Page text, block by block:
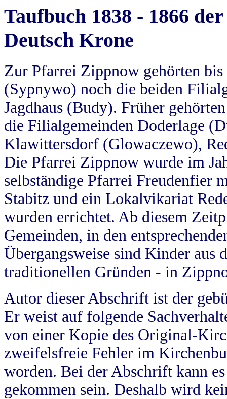
Taufbuch 1838 - 1866
Deutsch Krone
Zur Pfarrei Zippnow gehörten
(Sypnywo) noch die beiden
Jagdhaus (Budy). Früher
die Filialgemeinden Doderlage
Klawittersdorf (Glowaczewo),
Die Pfarrei Zippnow wurde im
selbständige Pfarrei Freudenfier
Stabitz und ein Lokalvikariat
wurden errichtet. Ab diesem
Gemeinden, in den
Übergangsweise sind Kinder aus
traditionellen Gründen - in
Autor dieser Abschrift ist der
Er weist auf folgende
von einer Kopie des Original-
zweifelsfreie Fehler im
worden. Bei der Abschrift kann
gekommen sein. Deshalb wird